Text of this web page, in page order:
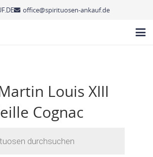
office@spirituosen-ankauf.de
Louis XIII
Cognac